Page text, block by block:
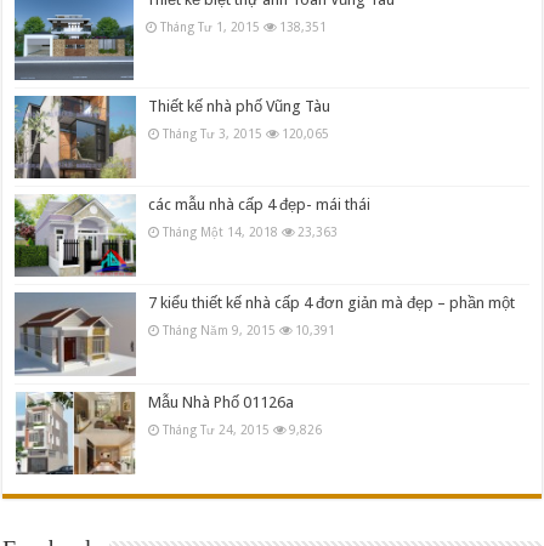
Tháng Tư 1, 2015 138,351
Thiết kế nhà phố Vũng Tàu
Tháng Tư 3, 2015 120,065
các mẫu nhà cấp 4 đẹp- mái thái
Tháng Một 14, 2018 23,363
7 kiểu thiết kế nhà cấp 4 đơn giản mà đẹp – phần một
Tháng Năm 9, 2015 10,391
Mẫu Nhà Phố 01126a
Tháng Tư 24, 2015 9,826